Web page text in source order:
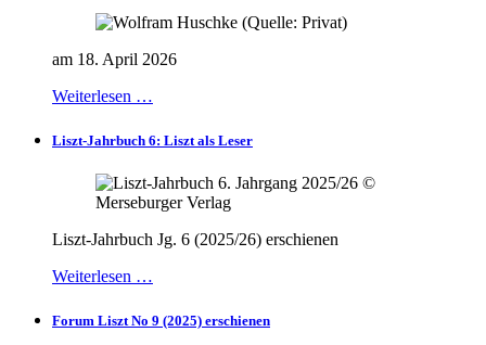
am 18. April 2026
Weiterlesen …
Liszt-Jahrbuch 6: Liszt als Leser
Liszt-Jahrbuch Jg. 6 (2025/26) erschienen
Weiterlesen …
Forum Liszt No 9 (2025) erschienen